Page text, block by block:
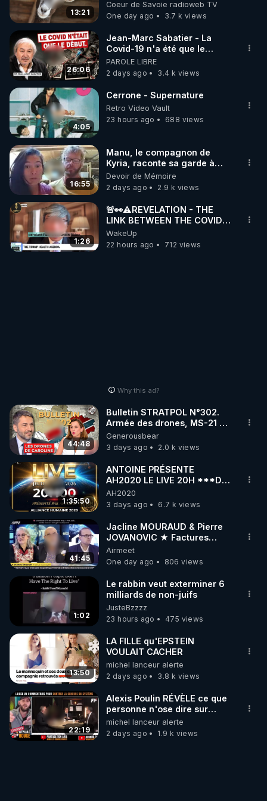
13:21
Coeur de Savoie radioweb TV
One day ago
3.7 k views
26:06
Jean-Marc Sabatier - La
Covid-19 n'a été que le
début - L'ARNm & l'ARNm-aa
jusqu où auront-t-il ?
PAROLE LIBRE
2 days ago
3.4 k views
4:05
Cerrone - Supernature
Retro Video Vault
23 hours ago
688 views
16:55
Manu, le compagnon de
Kyria, raconte sa garde à
vue musclée. PARTAGEZ!
Devoir de Mémoire
2 days ago
2.9 k views
1:26
🚨👀⚠️REVELATION - THE
LINK BETWEEN THE COVID
VACCINE AND CANCER -LIEN
VACCIN COVID ET CANCER
WakeUp
22 hours ago
712 views
Why this ad?
44:48
Bulletin STRATPOL N°302.
Armée des drones, MS-21 en
série, missiles coréens.
07.08.2026.
Generousbear
3 days ago
2.0 k views
1:35:50
ANTOINE PRÉSENTE
AH2020 LE LIVE 20H ***DU
06/08/2026***
AH2020
3 days ago
6.7 k views
41:45
Jacline MOURAUD & Pierre
JOVANOVIC ★ Factures
Impayées : Où Est Passé Le
Pognon ?
Airmeet
One day ago
806 views
1:02
Le rabbin veut exterminer 6
milliards de non-juifs
JusteBzzzz
23 hours ago
475 views
13:50
LA FILLE qu'EPSTEIN
VOULAIT CACHER
michel lanceur alerte
2 days ago
3.8 k views
22:19
Alexis Poulin RÉVÈLE ce que
personne n'ose dire sur
l'Union européenne (C'est
explosif)
michel lanceur alerte
2 days ago
1.9 k views